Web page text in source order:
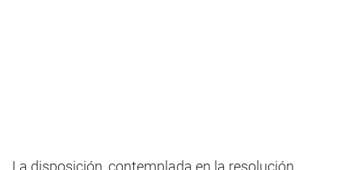
La disposición, contemplada en la resolución